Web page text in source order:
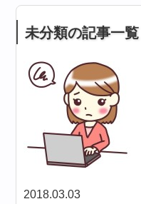
未分類の記事一覧
2018.03.03